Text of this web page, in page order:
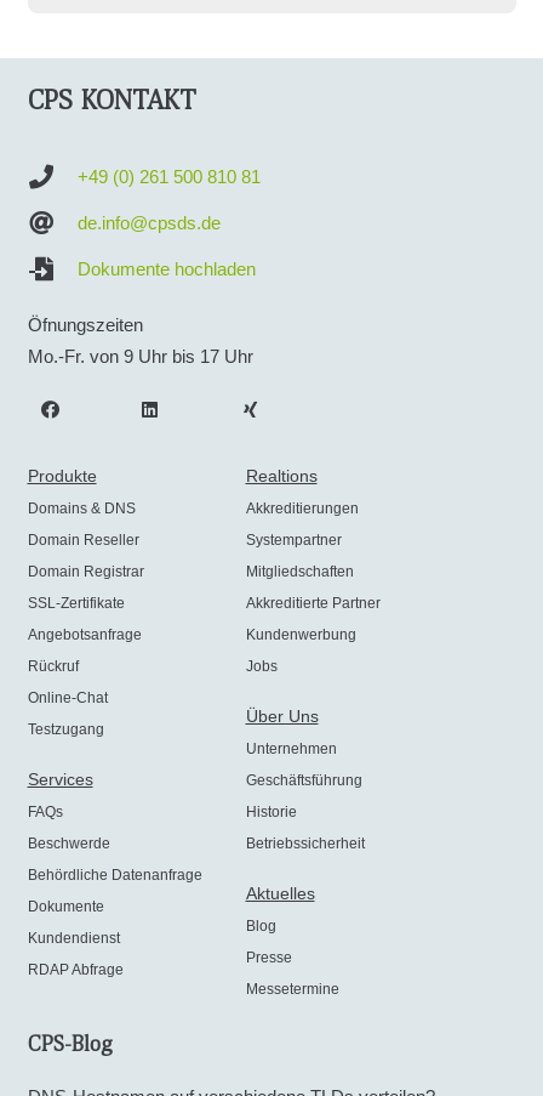
CPS KONTAKT
+49 (0) 261 500 810 81
de.info@cpsds.de
Dokumente hochladen
Öfnungszeiten
Mo.-Fr. von 9 Uhr bis 17 Uhr
Produkte
Domains & DNS
Domain Reseller
Domain Registrar
SSL-Zertifikate
Angebotsanfrage
Rückruf
Online-Chat
Testzugang
Services
FAQs
Beschwerde
Behördliche Datenanfrage
Dokumente
Kundendienst
RDAP Abfrage
Realtions
Akkreditierungen
Systempartner
Mitgliedschaften
Akkreditierte Partner
Kundenwerbung
Jobs
Über Uns
Unternehmen
Geschäftsführung
Historie
Betriebssicherheit
Aktuelles
Blog
Presse
Messetermine
CPS-Blog